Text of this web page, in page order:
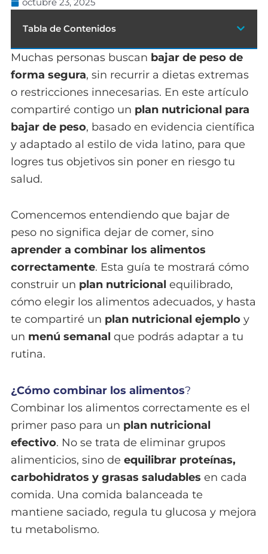
Tabla de Contenidos
Muchas personas buscan bajar de peso de
forma segura, sin recurrir a dietas extremas
o restricciones innecesarias. En este artículo
compartiré contigo un plan nutricional para
bajar de peso, basado en evidencia científica
y adaptado al estilo de vida latino, para que
logres tus objetivos sin poner en riesgo tu
salud.
Comencemos entendiendo que bajar de
peso no significa dejar de comer, sino
aprender a combinar los alimentos
correctamente. Esta guía te mostrará cómo
construir un plan nutricional equilibrado,
cómo elegir los alimentos adecuados, y hasta
te compartiré un plan nutricional ejemplo y
un menú semanal que podrás adaptar a tu
rutina.
¿Cómo combinar los alimentos?
Combinar los alimentos correctamente es el
primer paso para un plan nutricional
efectivo. No se trata de eliminar grupos
alimenticios, sino de equilibrar proteínas,
carbohidratos y grasas saludables en cada
comida. Una comida balanceada te
mantiene saciado, regula tu glucosa y mejora
tu metabolismo.